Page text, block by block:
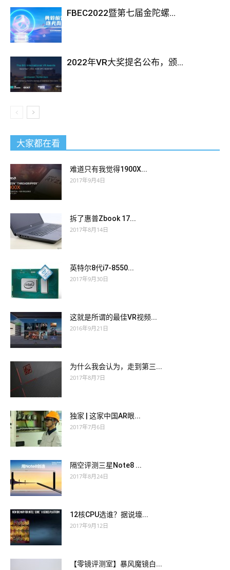
FBEC2022暨第七届金陀螺...
2022年VR大奖提名公布，颁...
大家都在看
难道只有我觉得1900X...
2017年9月4日
拆了惠普Zbook 17...
2017年8月14日
英特尔8代i7-8550...
2017年9月30日
这就是所谓的最佳VR视频...
2016年9月21日
为什么我会认为，走到第三...
2017年8月7日
独家 | 这家中国AR眼...
2017年7月6日
隔空评测三星Note8 ...
2017年8月24日
12核CPU选谁？据说壕...
2017年9月12日
【零镜评测室】暴风魔镜白...